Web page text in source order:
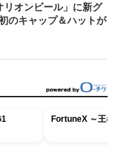
リオンビール」に新グ
のキャップ＆ハットが
FortuneX ～王